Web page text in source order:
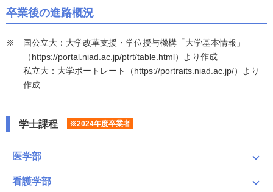
卒業後の進路概況
国公立大：大学改革支援・学位授与機構「大学基本情報」
（https://portal.niad.ac.jp/ptrt/table.html）より作成
私立大：大学ポートレート（https://portraits.niad.ac.jp/）より
作成
学士課程 ※2024年度卒業者
医学部
看護学部